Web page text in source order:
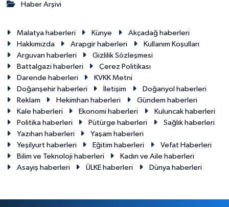
Haber Arşivi
Malatya haberleri Künye
Akçadağ haberleri
Hakkımızda
Arapgir haberleri
Kullanım Koşulları
Arguvan haberleri
Gizlilik Sözleşmesi
Battalgazi haberleri
Çerez Politikası
Darende haberleri
KVKK Metni
Doğanşehir haberleri
İletişim
Doğanyol haberleri
Reklam
Hekimhan haberleri
Gündem haberleri
Kale haberleri
Ekonomi haberleri
Kuluncak haberleri
Politika haberleri
Pütürge haberleri
Sağlık haberleri
Yazıhan haberleri
Yaşam haberleri
Yeşilyurt haberleri
Eğitim haberleri
Vefat Haberleri
Bilim ve Teknoloji haberleri
Kadın ve Aile haberleri
Asayiş haberleri
ÜLKE haberleri Dünya haberleri